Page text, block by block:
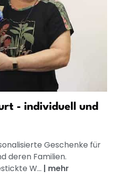
- individuell und
Geschenke für
deren Familien.
W... | mehr